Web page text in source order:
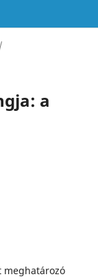
/
a
meghatározó